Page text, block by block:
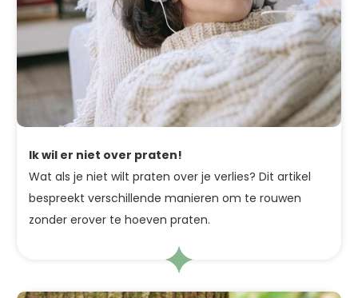
Ik wil er niet over praten!
Wat als je niet wilt praten over je verlies? Dit artikel
bespreekt verschillende manieren om te rouwen
zonder erover te hoeven praten.